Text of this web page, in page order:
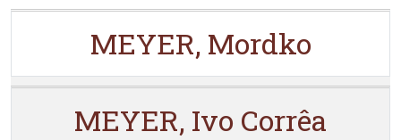
MEYER, Mordko
MEYER, Ivo Corrêa